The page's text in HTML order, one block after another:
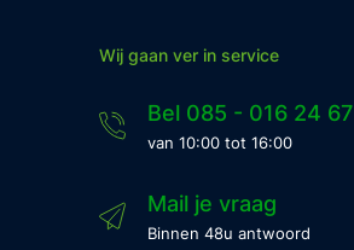
Wij gaan ver in service
Bel 085 - 016 24 67
van 10:00 tot 16:00
Mail je vraag
Binnen 48u antwoord